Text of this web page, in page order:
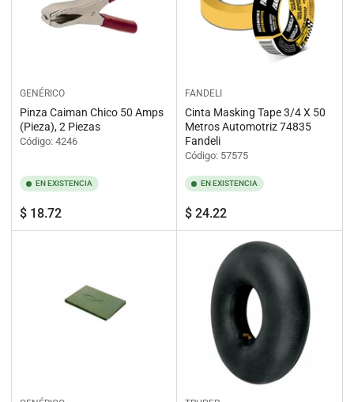
GENÉRICO
Pinza Caiman Chico 50 Amps
(Pieza), 2 Piezas
Código: 4246
EN EXISTENCIA
Precio
regular
$ 18.72
FANDELI
Cinta Masking Tape 3/4 X 50
Metros Automotriz 74835
Fandeli
Código: 57575
EN EXISTENCIA
Precio
regular
$ 24.22